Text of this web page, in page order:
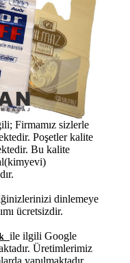
Firmamız sizlerle
Poşetler kalite
Bu kalite
dinlemeye
ücretsizdir.
ile ilgili Google
Üretimlerimiz